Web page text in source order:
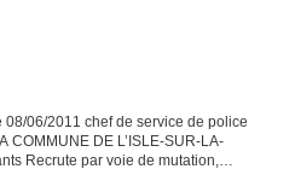
06/2011 chef de service de police
DE L’ISLE-SUR-LA-
Recrute par voie de mutation,